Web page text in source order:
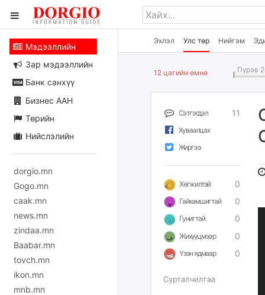
Эхлэл Улс төр Нийгэм
Мэдээллийн
Зар мэдээллийн
Банк санхүү
Бизнес ААН
Төрийн
Нийслэлийн
dorgio.mn
Gogo.mn
caak.mn
news.mn
zindaa.mn
Baabar.mn
tovch.mn
ikon.mn
mnb.mn
12 цагийн өмнө Пүрэв
Сэтгэгдэл 11
Хуваалцах
Жиргээ
Хөгжилтэй 0
Гайхамшигтай 0
Гунигтай 0
Жихүүцмээр 0
Үзэн ядмаар 0
Сурталчилгаа